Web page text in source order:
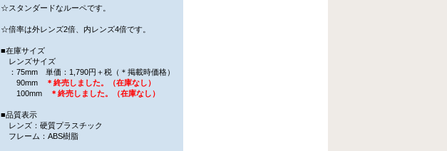
☆スタンダードなルーペです。
☆倍率は外レンズ2倍、内レンズ4倍です。
■在庫サイズ
レンズサイズ
：75mm 単価：1,790円＋税（＊掲載時価格）
90mm
＊終売しました。（在庫なし）
100mm
＊終売しました。（在庫なし）
■品質表示
レンズ：硬質プラスチック
フレーム：ABS樹脂